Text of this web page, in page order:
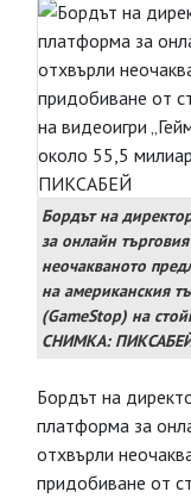
Бордът на
за онлайн
неочакваното
на американския
(GameStop) на
СНИМКА:
Бордът на
платформа за
отхвърли
придобиване от